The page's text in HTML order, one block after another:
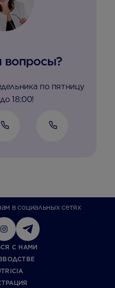
вопросы?
по пятницу
18:00!
в социальных сетях
С НАМИ